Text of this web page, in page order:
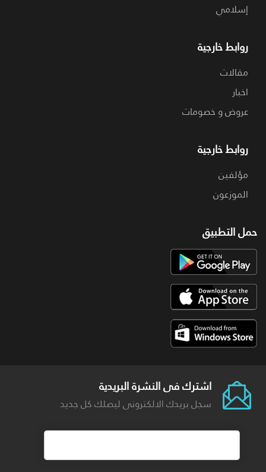
إسلامي
روابط خارجية
مقالات
اخبار
عروض و خصومات
روابط خارجية
مؤلفين
الموزعون
حمل التطبيق
اشترك فى النشرة البريدية
سجل بريدك الالكترونى ليصلك كل جديد